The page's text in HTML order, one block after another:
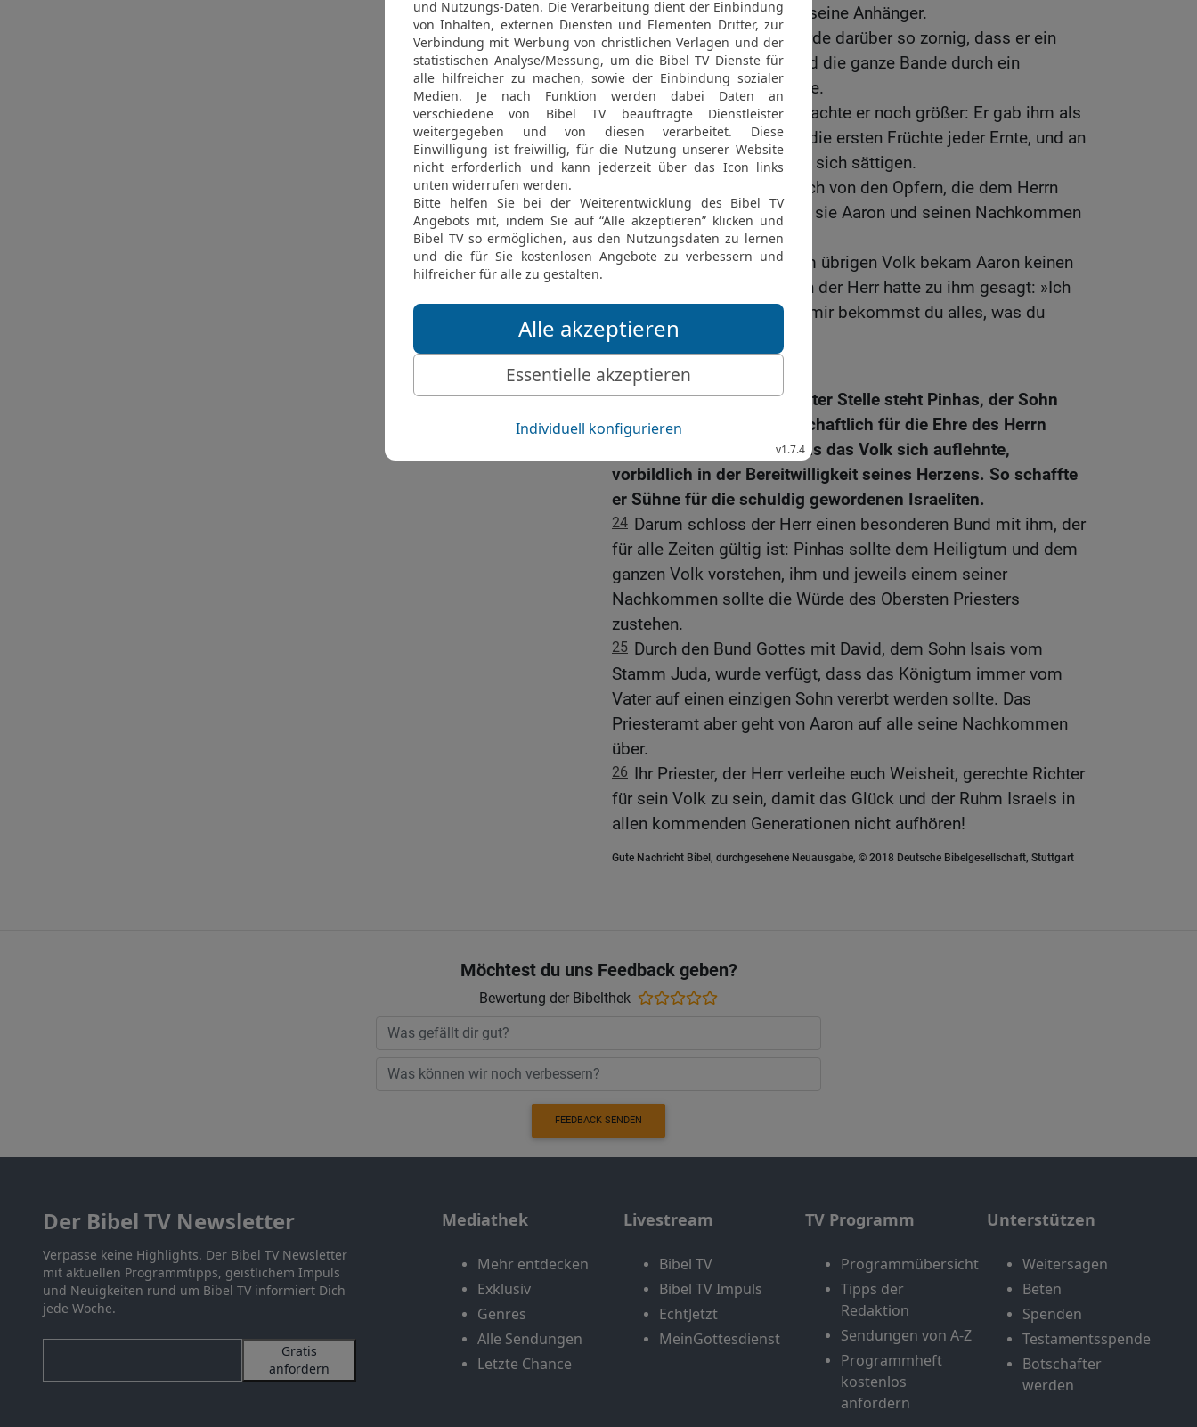
Abiram sowie Korach und seine Anhänger.
19 Der Herr sah es und wurde darüber so zornig, dass er ein
Wunder geschehen ließ und die ganze Bande durch ein
loderndes Feuer vernichtete.
20 Aber die Ehre Aarons machte er noch größer: Er gab ihm als
Erbbesitz das Anrecht auf die ersten Früchte jeder Ernte, und an
den ersten Broten durfte er sich sättigen.
Die Priester ernähren sich von den Opfern, die dem Herrn
dargebracht werden; er hat sie Aaron und seinen Nachkommen
zugeteilt.
22 Doch im Gegensatz zum übrigen Volk bekam Aaron keinen
Anteil am Landbesitz; denn der Herr hatte zu ihm gesagt: »Ich
selbst bin dein Anteil, von mir bekommst du alles, was du
brauchst.«
Pinhas
23 Dem Ruhm nach an dritter Stelle steht Pinhas, der Sohn
Eleasars, der sich leidenschaftlich für die Ehre des Herrn
einsetzte, der fest blieb, als das Volk sich auflehnte,
vorbildlich in der Bereitwilligkeit seines Herzens. So schaffte
er Sühne für die schuldig gewordenen Israeliten.
24 Darum schloss der Herr einen besonderen Bund mit ihm, der
für alle Zeiten gültig ist: Pinhas sollte dem Heiligtum und dem
ganzen Volk vorstehen, ihm und jeweils einem seiner
Nachkommen sollte die Würde des Obersten Priesters
zustehen.
25 Durch den Bund Gottes mit David, dem Sohn Isais vom
Stamm Juda, wurde verfügt, dass das Königtum immer vom
Vater auf einen einzigen Sohn vererbt werden sollte. Das
Priesteramt aber geht von Aaron auf alle seine Nachkommen
über.
26 Ihr Priester, der Herr verleihe euch Weisheit, gerechte Richter
für sein Volk zu sein, damit das Glück und der Ruhm Israels in
allen kommenden Generationen nicht aufhören!
Gute Nachricht Bibel, durchgesehene Neuausgabe, © 2018 Deutsche Bibelgesellschaft, Stuttgart
Möchtest du uns Feedback geben?
Bewertung der Bibelthek
FEEDBACK SENDEN
Der Bibel TV Newsletter
Verpasse keine Highlights. Der Bibel TV Newsletter
mit aktuellen Programmtipps, geistlichem Impuls
und Neuigkeiten rund um Bibel TV informiert Dich
jede Woche.
Gratis
anfordern
Mediathek
Mehr entdecken
Exklusiv
Genres
Alle Sendungen
Letzte Chance
Livestream
Bibel TV
Bibel TV Impuls
EchtJetzt
MeinGottesdienst
TV Programm
Programmübersicht
Tipps der
Redaktion
Sendungen von A-Z
Programmheft
kostenlos
anfordern
Unterstützen
Weitersagen
Beten
Spenden
Testamentsspende
Botschafter
werden